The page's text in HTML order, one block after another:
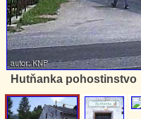
Hutňanka pohostinstvo